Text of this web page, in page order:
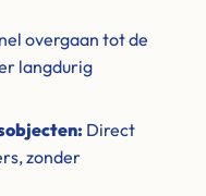
overgaan tot de
langdurig
Direct
zonder